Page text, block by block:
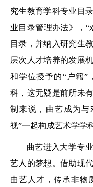
究生教育学科专业目
业目录管理办法》，“
目录，并纳入研究生
层次人才培养的发展
和学位授予的“户籍”
科，这无疑是前所未
制来说，曲艺成为
视”一起构成艺术学学
曲艺进入大学专
艺人的梦想。借助现
曲艺人才，传承非物